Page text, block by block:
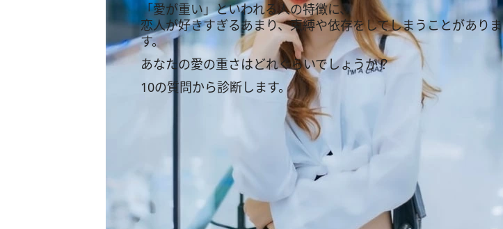
「愛が重い」といわれる人の特徴に、
恋人が好きすぎるあまり、束縛や依存をしてしまうことがありま
す。
あなたの愛の重さはどれぐらいでしょうか？
10の質問から診断します。